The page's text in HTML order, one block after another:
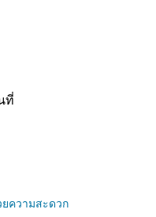
ที่
ความสะดวก